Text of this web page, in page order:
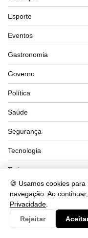
🍪 Usamos cookies
navegação. Ao
Privacidade
Rejeitar
Esporte
Eventos
Gastronomia
Governo
Política
Saúde
Segurança
Tecnologia
Turismo